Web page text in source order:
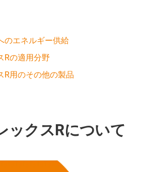
のエネルギー供給
Rの適用分野
R用のその他の製品
ックスRについて